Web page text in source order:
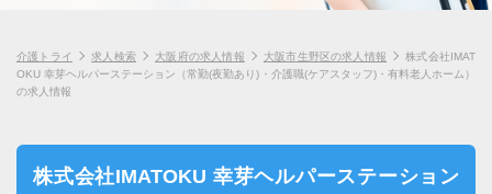
介護トライ 求人検索 大阪府の求人情報 大阪市生野区の求人情報
株式会社IMAT
OKU 幸芽ヘルパーステーション（常勤(夜勤あり)・介護職(ケアスタッフ)・有料老人ホーム）
の求人情報
株式会社IMATOKU 幸芽ヘルパーステーション